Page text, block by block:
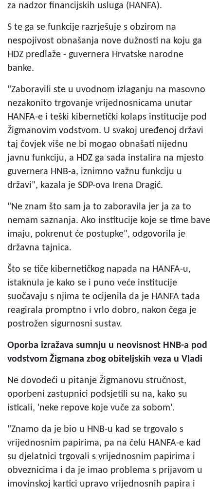
za nadzor financijskih usluga (HANFA).
S te ga se funkcije razrješuje s obzirom na
nespojivost obnašanja nove dužnosti na koju ga
HDZ predlaže - guvernera Hrvatske narodne
banke.
"Zaboravili ste u uvodnom izlaganju na masovno
nezakonito trgovanje vrijednosnicama unutar
HANFA-e i teški kibernetički kolaps institucije pod
Žigmanovim vodstvom. U svakoj uređenoj državi
taj čovjek više ne bi mogao obnašati nijednu
javnu funkciju, a HDZ ga sada instalira na mjesto
guvernera HNB-a, iznimno važnu funkciju u
državi", kazala je SDP-ova Irena Dragić.
"Ne znam što sam ja to zaboravila jer ja za to
nemam saznanja. Ako institucije koje se time bave
imaju, pokrenut će postupke", odgovorila je
državna tajnica.
Što se tiče kibernetičkog napada na HANFA-u,
istaknula je kako se i puno veće institucije
suočavaju s njima te ocijenila da je HANFA tada
reagirala promptno i vrlo dobro, nakon čega je
postrožen sigurnosni sustav.
Oporba izražava sumnju u neovisnost HNB-a pod
vodstvom Žigmana zbog obiteljskih veza u Vladi
Ne dovodeći u pitanje Žigmanovu stručnost,
oporbeni zastupnici podsjetili su na, kako su
isticali, 'neke repove koje vuče za sobom'.
"Znamo da je bio u HNB-u kad se trgovalo s
vrijednosnim papirima, pa na čelu HANFA-e kad
su djelatnici trgovali s vrijednosnim papirima i
obveznicima i da je imao problema s prijavom u
imovinskoj kartici upravo vrijednosnih papira i